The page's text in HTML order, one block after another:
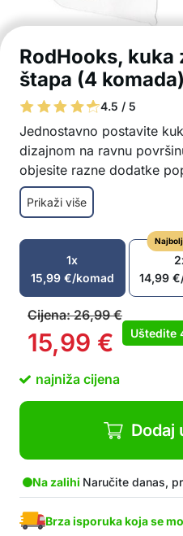
RodHooks,
štapa (4 komada)
4.5 / 5
Jednostavno postavite
dizajnom na ravnu
objesite razne dodatke
pribora, modnih dodataka
Kuka čvrsto prijanja
Jednostavno
kako biste objesili
Širok raspon
pribor, metle, krpe,
Jednostavno
Snažan samoljepljivi
Nosivost do 5 kg
hodnik, garderobu itd.
Paket sadrži: 4x
Prikaži više
1x
15,99 €/komad
14,99€
Cijena:26,99€
15,99 € Uštedite
najniža cijena
Dodaj
Na zalihi Naručite danas,
Brza isporuka koja se